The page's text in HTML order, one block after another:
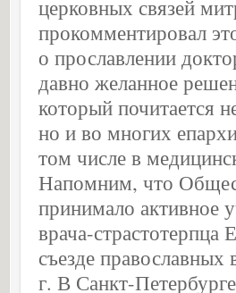
церковных связей
прокомментировал
о прославлении
давно желанное
который почитается
но и во многих
том числе в
Напомним, что
принимало активное
врача-
съезде
г. В Санкт-